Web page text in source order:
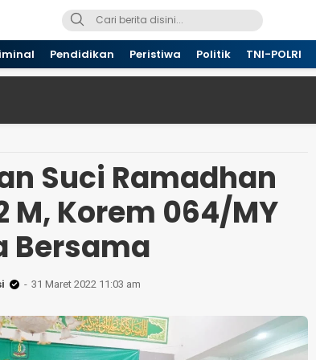
Pendidikan Peristiwa Politik TNI-POLRI
Suci Ramadhan
M, Korem 064/MY
Bersama
31 Maret 2022 11:03 am